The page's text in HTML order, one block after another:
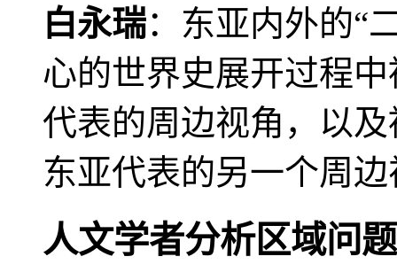
白永瑞：东亚内外的“
心的世界史展开过程
代表的周边视角，以
东亚代表的另一个周
人文学者分析区域问题